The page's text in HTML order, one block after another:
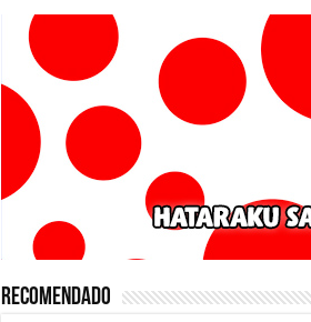
Recomendado